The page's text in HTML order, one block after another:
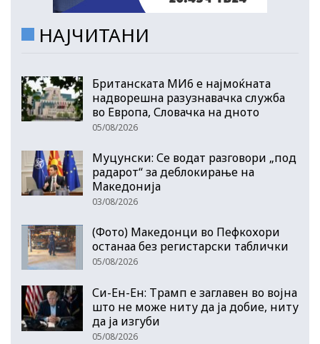
НАЈЧИТАНИ
Британската МИ6 е најмоќната
надворешна разузнавачка служба
во Европа, Словачка на дното
05/08/2026
Муцунски: Се водат разговори „под
радарот“ за деблокирање на
Македонија
03/08/2026
(Фото) Македонци во Пефкохори
останаа без регистарски таблички
05/08/2026
Си-Ен-Ен: Трамп е заглавен во војна
што не може ниту да ја добие, ниту
да ја изгуби
05/08/2026